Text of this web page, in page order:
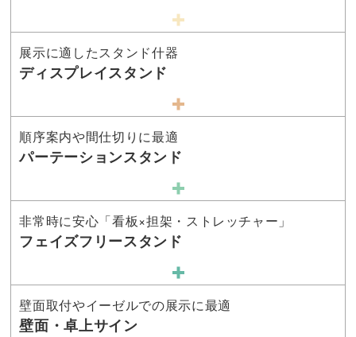
展示に適したスタンド什器
ディスプレイスタンド
順序案内や間仕切りに最適
パーテーションスタンド
非常時に安心「看板×担架・ストレッチャー」
フェイズフリースタンド
壁面取付やイーゼルでの展示に最適
壁面・卓上サイン